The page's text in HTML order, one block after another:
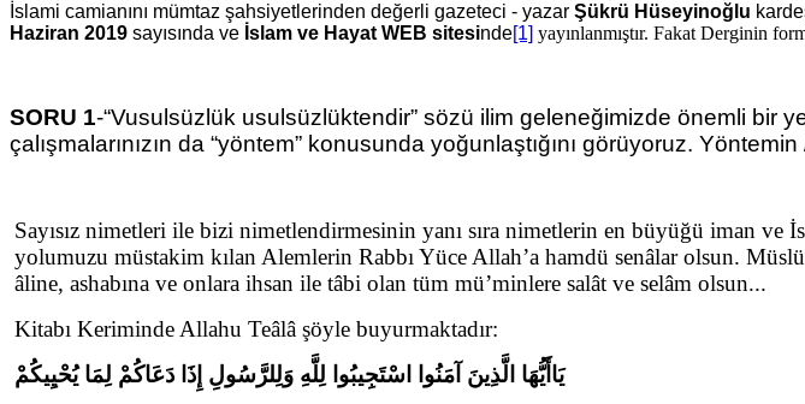
İslami camianını mümtaz şahsiyetlerinden değerli gazeteci - yazar Şükrü Hüseyinoğlu
Haziran 2019 sayısında ve İslam ve Hayat WEB sitesinde[1] yayınlanmıştır. Fakat Derginin
SORU 1-“Vusulsüzlük usulsüzlüktendir” sözü ilim geleneğimizde önemli bir
çalışmalarınızın da “yöntem” konusunda yoğunlaştığını görüyoruz.
Sayısız nimetleri ile bizi nimetlendirmesinin yanı sıra nimetlerin en büyüğü iman
yolumuzu müstakim kılan Alemlerin Rabbı Yüce Allah’a hamdü senâlar olsun.
âline, ashabına ve onlara ihsan ile tâbi olan tüm mü’minlere salât ve selâm olsun...
Kitabı Keriminde Allahu Teâlâ şöyle buyurmaktadır:
يَاأَيُّهَا الَّذِينَ آمَنُوا اسْتَجِيبُوا لِلَّهِ وَلِلرَّسُولِ إِذَا دَعَاكُمْ لِمَا يُحْيِيكُمْ